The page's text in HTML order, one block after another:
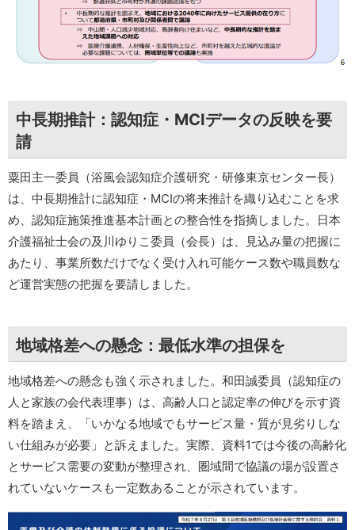
中長期推計：認知症・MCIデータの反映を要
請
粟田主一委員（浴風会認知症介護研究・研修東京センター長）
は、中長期推計に認知症・MCIの将来推計を織り込むことを求
め、認知症施策推進基本計画との整合性を指摘しました。日本
介護福祉士会の及川ゆりこ委員（会長）は、見込み量の把握に
あたり、事業所数だけでなく受け入れ可能ケース数や職員数な
ど運営実態の把握を要請しました。
地域格差への懸念：最低水準の担保を
地域格差への懸念も強く示されました。和田誠委員（認知症の
人と家族の会代表理事）は、高齢人口と認定率の伸びを示す資
料を踏まえ、「いかなる地域でもサービス量・質が見劣りしな
い仕組みが必要」と訴えました。実際、資料1では今後の高齢化
とサービス需要の変動が整理され、圏域間で協議の場が設置さ
れていないケースも一定数あることが示されています。